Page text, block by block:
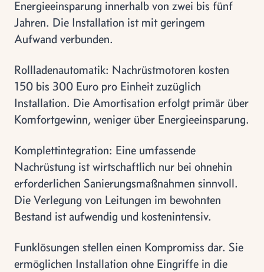
Energieeinsparung innerhalb von zwei bis fünf
Jahren. Die Installation ist mit geringem
Aufwand verbunden.
Rollladenautomatik: Nachrüstmotoren kosten
150 bis 300 Euro pro Einheit zuzüglich
Installation. Die Amortisation erfolgt primär über
Komfortgewinn, weniger über Energieeinsparung.
Komplettintegration: Eine umfassende
Nachrüstung ist wirtschaftlich nur bei ohnehin
erforderlichen Sanierungsmaßnahmen sinnvoll.
Die Verlegung von Leitungen im bewohnten
Bestand ist aufwendig und kostenintensiv.
Funklösungen stellen einen Kompromiss dar. Sie
ermöglichen Installation ohne Eingriffe in die